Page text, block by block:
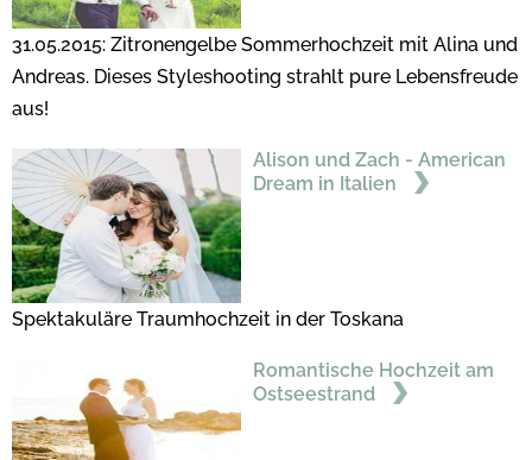
31.05.2015: Zitronengelbe Sommerhochzeit mit Alina und
Andreas. Dieses Styleshooting strahlt pure Lebensfreude
aus!
Alison und Zach - American
Dream in Italien
Spektakuläre Traumhochzeit in der Toskana
Romantische Hochzeit am
Ostseestrand